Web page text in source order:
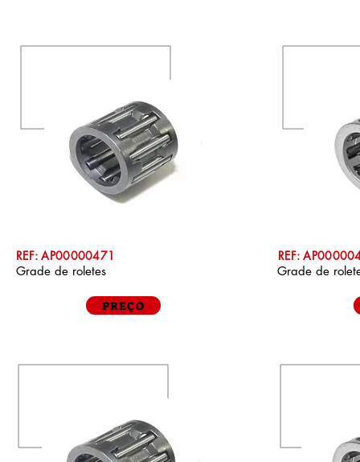
REF: AP00000471
Grade de roletes
PREÇO
REF:
Grade de